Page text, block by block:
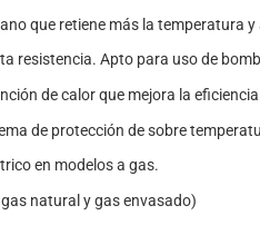
que retiene más la temperatura
resistencia. Apto para uso de
de calor que mejora la
de protección de sobre
en modelos a gas.
natural y gas envasado)